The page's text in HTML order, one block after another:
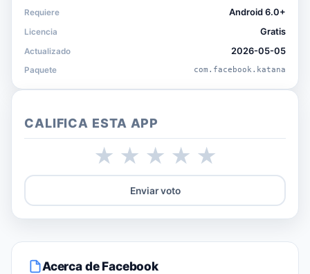
Acerca de Facebook
Requiere Android 6.0+
Licencia Gratis
Actualizado 2026-05-05
Paquete com.facebook.katana
CALIFICA ESTA APP
★
★
★
★
★
Enviar voto